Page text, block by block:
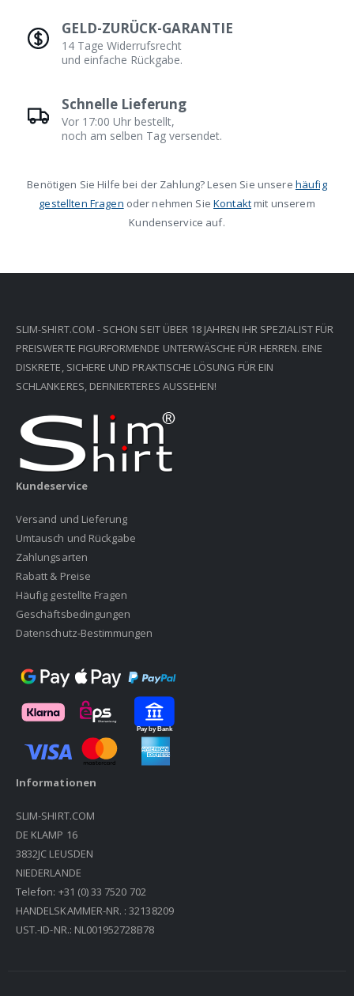
GELD-ZURÜCK-GARANTIE
14 Tage Widerrufsrecht
und einfache Rückgabe.
Schnelle Lieferung
Vor 17:00 Uhr bestellt,
noch am selben Tag versendet.
Benötigen Sie Hilfe bei der Zahlung? Lesen Sie unsere häufig
gestellten Fragen oder nehmen SieKontakt mit unserem
Kundenservice auf.
SLIM-SHIRT.COM - SCHON SEIT ÜBER 18 JAHREN IHR SPEZIALIST FÜR
PREISWERTE FIGURFORMENDE UNTERWÄSCHE FÜR HERREN. EINE
DISKRETE, SICHERE UND PRAKTISCHE LÖSUNG FÜR EIN
SCHLANKERES, DEFINIERTERES AUSSEHEN!
Kundeservice
Versand und Lieferung
Umtausch und Rückgabe
Zahlungsarten
Rabatt & Preise
Häufig gestellte Fragen
Geschäftsbedingungen
Datenschutz-Bestimmungen
Informationen
SLIM-SHIRT.COM
DE KLAMP 16
3832JC LEUSDEN
NIEDERLANDE
Telefon: +31 (0) 33 7520 702
HANDELSKAMMER-NR. : 32138209
UST.-ID-NR.: NL001952728B78